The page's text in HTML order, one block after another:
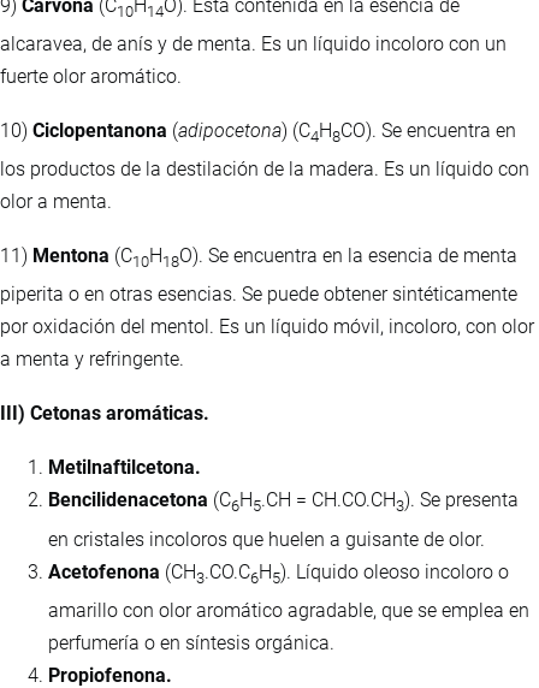
9) Carvona (C10H14O). Está contenida en la esencia de
alcaravea, de anís y de menta. Es un líquido incoloro con un
fuerte olor aromático.
10) Ciclopentanona (adipocetona) (C4H8CO). Se encuentra en
los productos de la destilación de la madera. Es un líquido con
olor a menta.
11) Mentona (C10H 18O). Se encuentra en la esencia de menta
piperita o en otras esencias. Se puede obtener sintéticamente
por oxidación del mentol. Es un líquido móvil, incoloro, con olor
a menta y refringente.
III) Cetonas aromáticas.
Metilnaftilcetona.
Bencilidenacetona (C6H 5.CH = CH.CO.CH3). Se presenta
en cristales incoloros que huelen a guisante de olor.
Acetofenona (CH3.CO.C6H5). Líquido oleoso incoloro o
amarillo con olor aromático agradable, que se emplea en
perfumería o en síntesis orgánica.
Propiofenona.